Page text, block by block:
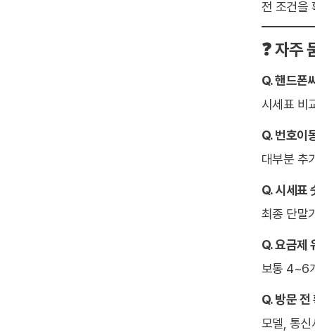
전 조건을
❓ 자주
Q. 핸드폰
시세표 비
Q. 번호이
대부분 추
Q. 시세표
최종 단말
Q. 요금제
보통 4~6
Q. 방문 전
모델, 통신